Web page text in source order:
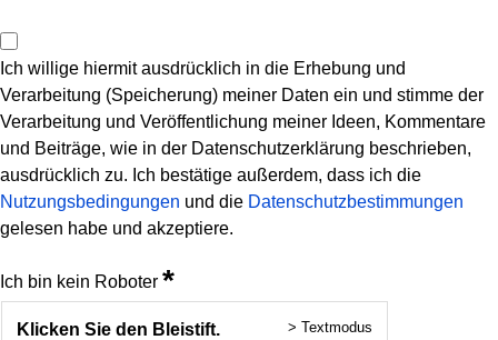
Ich willige hiermit ausdrücklich in die Erhebung und
Verarbeitung (Speicherung) meiner Daten ein und stimme der
Verarbeitung und Veröffentlichung meiner Ideen, Kommentare
und Beiträge, wie in der Datenschutzerklärung beschrieben,
ausdrücklich zu. Ich bestätige außerdem, dass ich die
Nutzungsbedingungen und die Datenschutzbestimmungen
gelesen habe und akzeptiere.
Ich bin kein Roboter *
Klicken Sie den Bleistift. > Textmodus